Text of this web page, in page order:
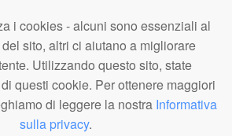
i cookies - alcuni sono essenziali al
sito, altri ci aiutano a migliorare
Utilizzando questo sito, state
questi cookie. Per ottenere maggiori
di leggere la nostra Informativa
sulla privacy.
Naturista Italiana (APS)
pubblicato in questo sito è di proprietà di